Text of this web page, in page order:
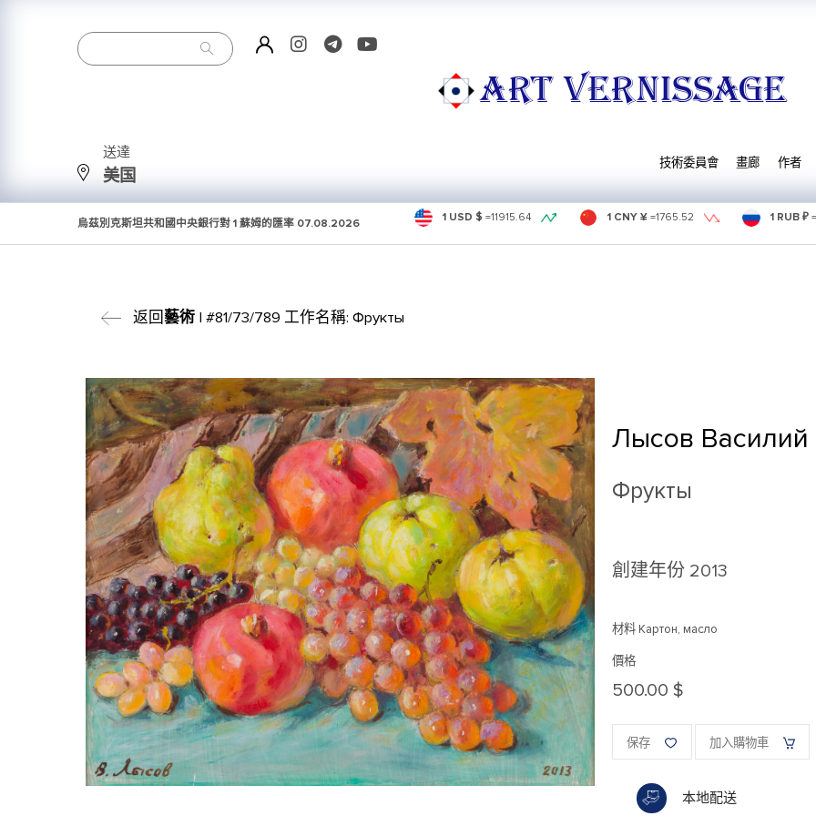
ART VERNISSAGE
送達
美国
技術委員會 畫廊 作者
烏茲別克斯坦共和國中央銀行對 1 蘇姆的匯率 07.08.2026 1 USD $ =11915.64 1 CNY ¥ =1765.52 1 RUB ₽ =
返回藝術| #81/73/789 工作名稱: Фрукты
Лысов
Фрукты
創建年份 2013
材料 Картон, масло
價格
500.00 $
保存 加入購物車
本地配送